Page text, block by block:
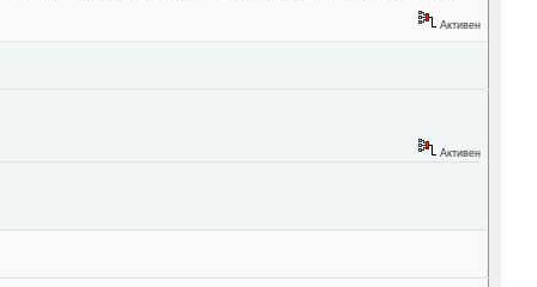
Активен
Активен